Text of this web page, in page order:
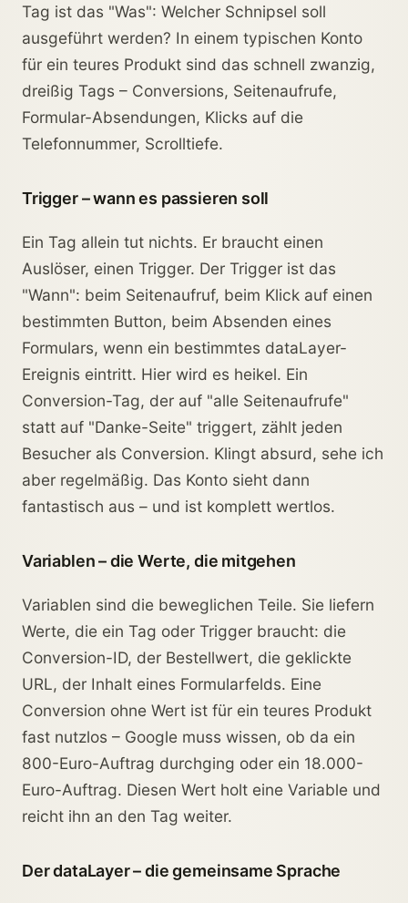
Tag ist das "Was": Welcher Schnipsel soll
ausgeführt werden? In einem typischen Konto
für ein teures Produkt sind das schnell zwanzig,
dreißig Tags – Conversions, Seitenaufrufe,
Formular-Absendungen, Klicks auf die
Telefonnummer, Scrolltiefe.
Trigger – wann es passieren soll
Ein Tag allein tut nichts. Er braucht einen
Auslöser, einen Trigger. Der Trigger ist das
"Wann": beim Seitenaufruf, beim Klick auf einen
bestimmten Button, beim Absenden eines
Formulars, wenn ein bestimmtes dataLayer-
Ereignis eintritt. Hier wird es heikel. Ein
Conversion-Tag, der auf "alle Seitenaufrufe"
statt auf "Danke-Seite" triggert, zählt jeden
Besucher als Conversion. Klingt absurd, sehe ich
aber regelmäßig. Das Konto sieht dann
fantastisch aus – und ist komplett wertlos.
Variablen – die Werte, die mitgehen
Variablen sind die beweglichen Teile. Sie liefern
Werte, die ein Tag oder Trigger braucht: die
Conversion-ID, der Bestellwert, die geklickte
URL, der Inhalt eines Formularfelds. Eine
Conversion ohne Wert ist für ein teures Produkt
fast nutzlos – Google muss wissen, ob da ein
800-Euro-Auftrag durchging oder ein 18.000-
Euro-Auftrag. Diesen Wert holt eine Variable und
reicht ihn an den Tag weiter.
Der dataLayer – die gemeinsame Sprache